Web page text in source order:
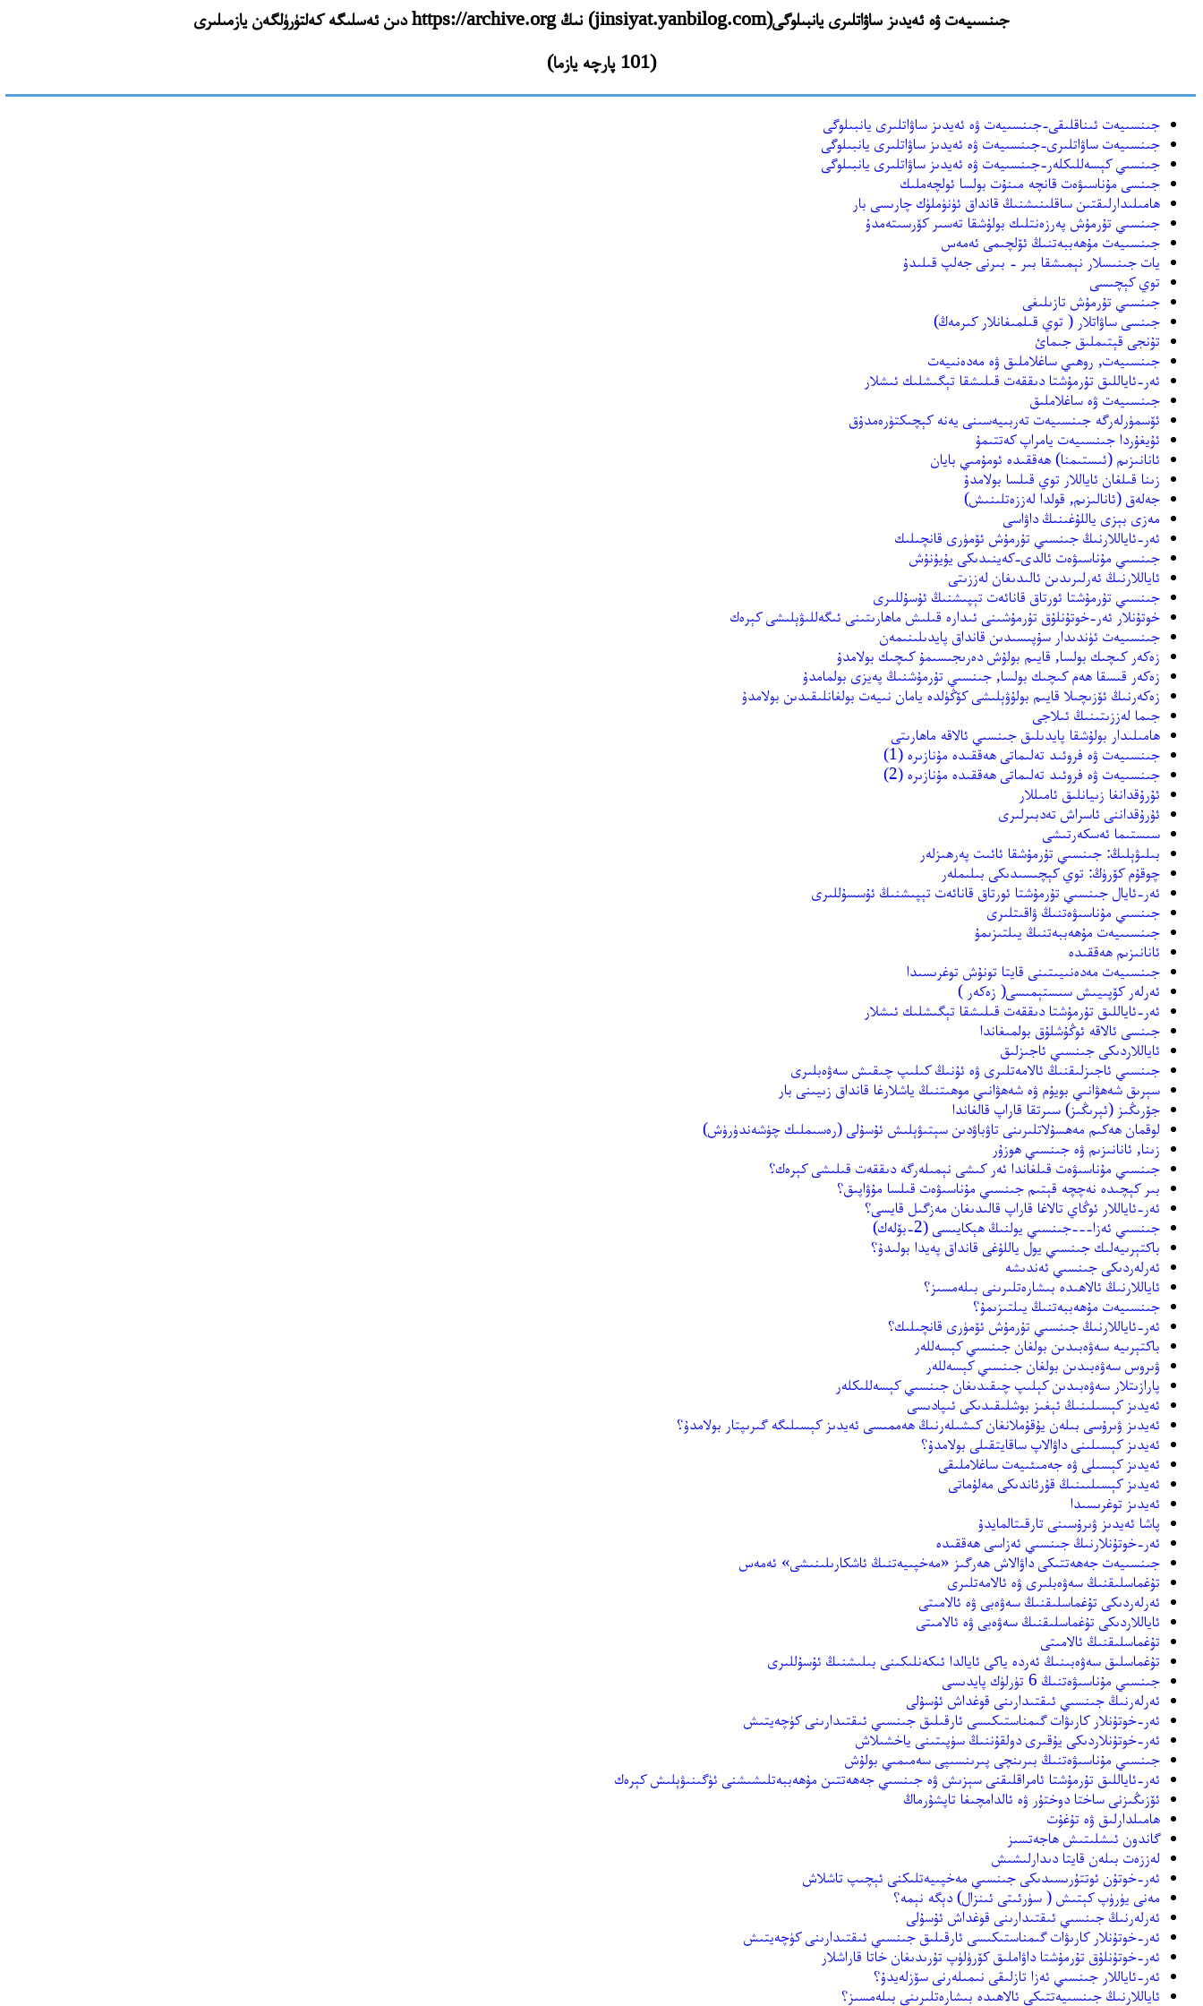
جىنسىيەت ۋە ئەيدىز ساۋاتلىرى يانبىلوگى(jinsiyat.yanbilog.com) نىڭ https://archive.org دىن ئەسلىگە كەلتۈرۈلگەن يازمىلىرى
(101 پارچە يازما)
جىنسىيەت ئىناقلىقى-جىنسىيەت ۋە ئەيدىز ساۋاتلىرى يانبىلوگى
جىنسىيەت ساۋاتلىرى-جىنسىيەت ۋە ئەيدىز ساۋاتلىرى يانبىلوگى
جىنسىي كېسەللىكلەر-جىنسىيەت ۋە ئەيدىز ساۋاتلىرى يانبىلوگى
جىنسى مۇناسىۋەت قانچە مىنۇت بولسا ئولچەملىك
ھامىلىدارلىقتىن ساقلىنىشنىڭ قانداق ئۈنۈملۈك چارىسى بار
جىنسىي تۇرمۇش پەرزەنتلىك بولۇشقا تەسىر كۆرسىتەمدۇ
جىنسىيەت مۇھەببەتنىڭ ئۆلچىمى ئەمەس
يات جىنىسلار نېمىشقا بىر - بىرنى جەلپ قىلىدۇ
توي كېچىسى
جىنسىي تۇرمۇش تازىلىغى
جىنسى ساۋاتلار ( توي قىلمىغانلار كىرمەڭ)
تۇنجى قېتىملىق جىمائ
جىنسىيەت, روھىي ساغلاملىق ۋە مەدەنىيەت‏
ئەر-ئاياللىق تۇرمۇشتا دىققەت قىلىشقا تېگىشلىك ئىشلار
جىنسىيەت ۋە ساغلاملىق
ئۆسمۈرلەرگە جىنسىيەت تەربىيەسىنى يەنە كېچىكتۈرەمدۇق
ئۇيغۇردا جىنسىيەت يامراپ كەتتىمۇ
ئانانىزىم (ئىستىمنا) ھەققىدە ئومۇمىي بايان
زىنا قىلغان ئاياللار توي قىلسا بولامدۇ
جەلەق (ئانالىزىم, قولدا لەززەتلىنىش)
مەزى بېزى ياللۇغىنىڭ داۋاسى
ئەر-ئاياللارنىڭ جىنسىي تۇرمۇش ئۆمۈرى قانچىلىك
جىنسىي مۇناسىۋەت ئالدى-كەينىدىكى يۇيۇنۇش
ئاياللارنىڭ ئەرلىرىدىن ئالىدىغان لەززىتى
جىنسىي تۇرمۇشتا ئورتاق قانائەت تېپىشنىڭ ئۇسۇللىرى
خوتۇنلار ئەر-خوتۇنلۇق تۇرمۇشىنى ئىدارە قىلىش ماھارىتىنى ئىگەللىۋېلىشى كېرەك
جىنسىيەت ئۈندىدار سۇپىسىدىن قانداق پايدىلىنىمەن
زەكەر كىچىك بولسا, قايىم بولۇش دەرىجىسىمۇ كىچىك بولامدۇ
زەكەر قىسقا ھەم كىچىك بولسا, جىنسىي تۇرمۇشنىڭ پەيزى بولمامدۇ
زەكەرنىڭ ئۆزىچىلا قايىم بولۇۋېلىشى كۆڭۈلدە يامان نىيەت بولغانلىقىدىن بولامدۇ
جىما لەززىتىنىڭ ئىلاجى
ھامىلىدار بولۇشقا پايدىلىق جىنسىي ئالاقە ماھارىتى
جىنسىيەت ۋە فروئىد تەلىماتى ھەققىدە مۇنازىرە (1)
جىنسىيەت ۋە فروئىد تەلىماتى ھەققىدە مۇنازىرە (2)
ئۇرۇقدانغا زىيانلىق ئامىللار
ئۇرۇقداننى ئاسراش تەدبىرلىرى
سىستىما ئەسكەرتىشى
بىلىۋېلىڭ: جىنسىي تۇرمۇشقا ئائىت پەرھىزلەر
چوقۇم كۆرۈڭ: توي كېچىسىدىكى بىلىملەر
ئەر-ئايال جىنسىي تۇرمۇشتا ئورتاق قانائەت تېپىشنىڭ ئۇسسۇللىرى
جىنسىي مۇناسىۋەتنىڭ ۋاقىتلىرى
جىنسىىيەت مۇھەببەتنىڭ يىلتىزىمۇ
ئانانىزىم ھەققىدە
جىنسىيەت مەدەنىيىتىنى قايتا تونۇش توغرىسىدا
ئەرلەر كۆپىيىش سىستېمىسى( زەكەر )
ئەر-ئاياللىق تۇرمۇشتا دىققەت قىلىشقا تېگىشلىك ئىشلار
جىنسى ئالاقە ئوڭۇشلۇق بولمىغاندا
ئاياللاردىكى جىنسىي ئاجىزلىق
جىنسىي ئاجىزلىقنىڭ ئالامەتلىرى ۋە ئۇنىڭ كىلىپ چىقىش سەۋەبلىرى
سېرىق شەھۋانىي بويۇم ۋە شەھۋانىي موھىتنىڭ ياشلارغا قانداق زىيىنى بار
جۆرىڭىز (ئېرىڭىز) سىرتقا قاراپ قالغاندا
لوقمان ھەكىم مەھسۇلاتلىرىنى تاۋباۋدىن سېتىۋېلىش ئۇسۇلى (رەسىملىك چۈشەندۈرۈش)
زىنا, ئانانىزىم ۋە جىنسىي ھوزۇر
جىنسىي مۇناسىۋەت قىلغاندا ئەر كىشى نېمىلەرگە دىققەت قىلىشى كېرەك؟
بىر كېچىدە نەچچە قېتىم جىنسىي مۇناسىۋەت قىلسا مۇۋاپىق؟
ئەر-ئاياللار ئوڭاي تالاغا قاراپ قالىدىغان مەزگىل قايسى؟
جىنسىي ئەزا---جىنسىي يولنىڭ ھېكايىسى (2-بۆلەك)
باكتېرىيەلىك جىنسىي يول ياللۇغى قانداق پەيدا بولىدۇ؟
ئەرلەردىكى جىنسىي ئەندىشە
ئاياللارنىڭ ئالاھىدە بىشارەتلىرىنى بىلەمسىز؟
جىنسىيەت مۇھەببەتنىڭ يىلتىزىمۇ؟
ئەر-ئاياللارنىڭ جىنسىي تۇرمۇش ئۆمۈرى قانچىلىك؟
باكتېرىيە سەۋەبىدىن بولغان جىنسىي كېسەللەر
ۋىروس سەۋەبىدىن بولغان جىنسىي كېسەللەر
پارازىتلار سەۋەبىدىن كېلىپ چىقىدىغان جىنسىي كېسەللىكلەر
ئەيدىز كېسىلىنىڭ ئېغىز بوشلىقىدىكى ئىپادىسى
ئەيدىز ۋىرۇسى بىلەن يۇقۇملانغان كىشىلەرنىڭ ھەممىسى ئەيدىز كېسىلىگە گىرىپتار بولامدۇ؟
ئەيدىز كېسىلىنى داۋالاپ ساقايتقىلى بولامدۇ؟
ئەيدىز كېسىلى ۋە جەمىئىيەت ساغلاملىقى
ئەيدىز كېسىلىىنىڭ قۇرئاندىكى مەلۇماتى
ئەيدىز توغرىسىدا
پاشا ئەيدىز ۋىرۇسىنى تارقىتالمايدۇ
ئەر-خوتۇنلارنىڭ جىنسىي ئەزاسى ھەققىدە
جىنسىيەت جەھەتتىكى داۋالاش ھەرگىز «مەخپىيەتنىڭ ئاشكارىلىنىشى» ئەمەس
تۇغماسلىقنىڭ سەۋەبلىرى ۋە ئالامەتلىرى
ئەرلەردىكى تۇغماسلىقنىڭ سەۋەبى ۋە ئالامىتى
ئاياللاردىكى تۇغماسلىقنىڭ سەۋەبى ۋە ئالامىتى
تۇغماسلىقنىڭ ئالامىتى
تۇغماسلىق سەۋەبىنىڭ ئەردە ياكى ئايالدا ئىكەنلىكىنى بىلىشنىڭ ئۇسۇللىرى
جىنسىي مۇناسىۋەتنىڭ 6 تۈرلۈك پايدىسى
ئەرلەرنىڭ جىنسىي ئىقتىدارىنى قوغداش ئۇسۇلى
ئەر-خوتۇنلار كارىۋات گىمناستىكىسى ئارقىلىق جىنسىي ئىقتىدارىنى كۈچەيتىش
ئەر-خوتۇنلاردىكى يۇقىرى دولقۇننىڭ سۈپىتىنى ياخشىلاش
جىنسىي مۇناسىۋەتنىڭ بىرىنچى پىرىنسىپى سەمىمىي بولۇش
ئەر-ئاياللىق تۇرمۇشتا ئامراقلىقنى سېزىش ۋە جىنسىي جەھەتتىن مۇھەببەتلىشىشنى ئۈگىنىۋېلىش كېرەك
ئۆزىڭىزنى ساختا دوختۇر ۋە ئالدامچىغا تاپشۇرماڭ
ھامىلدارلىق ۋە تۇغۇت
گاندون ئىشلىتىش ھاجەتسىز
لەززەت بىلەن قايتا دىدارلىشىش
ئەر-خوتۇن ئوتتۇرىسىدىكى جىنسىي مەخپىيەتلىكنى ئېچىپ تاشلاش
مەنى يۈرۈپ كېتىش ( سۈرئىتى ئىنزال) دېگە نېمە؟
ئەرلەرنىڭ جىنسىي ئىقتىدارىنى قوغداش ئۇسۇلى
ئەر-خوتۇنلار كارىۋات گىمناستىكىسى ئارقىلىق جىنسىي ئىقتىدارىنى كۈچەيتىش
ئەر-خوتۇنلۇق تۇرمۇشتا داۋاملىق كۆرۈلۈپ تۇرىدىغان خاتا قاراشلار
ئەر-ئاياللار جىنسىي ئەزا تازلىقى نىمىلەرنى سۆزلەيدۇ؟
ئاياللارنىڭ جىنسىيەتتىكى ئالاھىدە بىشارەتلىرىنى بىلەمسىز؟